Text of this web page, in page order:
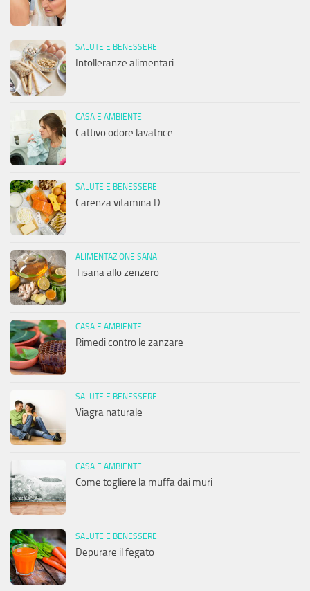
SALUTE E BENESSERE
Intolleranze alimentari
CASA E AMBIENTE
Cattivo odore lavatrice
SALUTE E BENESSERE
Carenza vitamina D
ALIMENTAZIONE SANA
Tisana allo zenzero
CASA E AMBIENTE
Rimedi contro le zanzare
SALUTE E BENESSERE
Viagra naturale
CASA E AMBIENTE
Come togliere la muffa dai muri
SALUTE E BENESSERE
Depurare il fegato